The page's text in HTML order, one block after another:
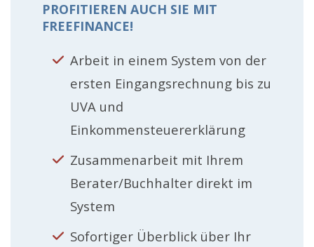
PROFITIEREN AUCH SIE MIT
FREEFINANCE!
Arbeit in einem System von der
ersten Eingangsrechnung bis zu
UVA und
Einkommensteuererklärung
Zusammenarbeit mit Ihrem
Berater/Buchhalter direkt im
System
Sofortiger Überblick über Ihr